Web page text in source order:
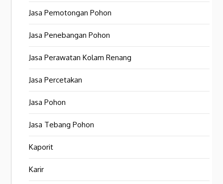
Jasa Pemotongan Pohon
Jasa Penebangan Pohon
Jasa Perawatan Kolam Renang
Jasa Percetakan
Jasa Pohon
Jasa Tebang Pohon
Kaporit
Karir